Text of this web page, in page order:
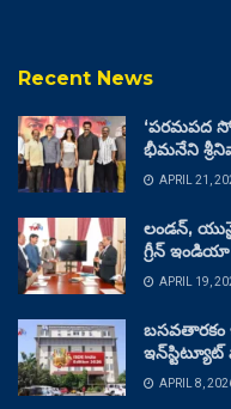
Recent News
‘పరమపద
భీమనేని
APRIL 21,
లండన్,
గ్రీన్
APRIL 19,
బసవతారకం
APRIL 8,